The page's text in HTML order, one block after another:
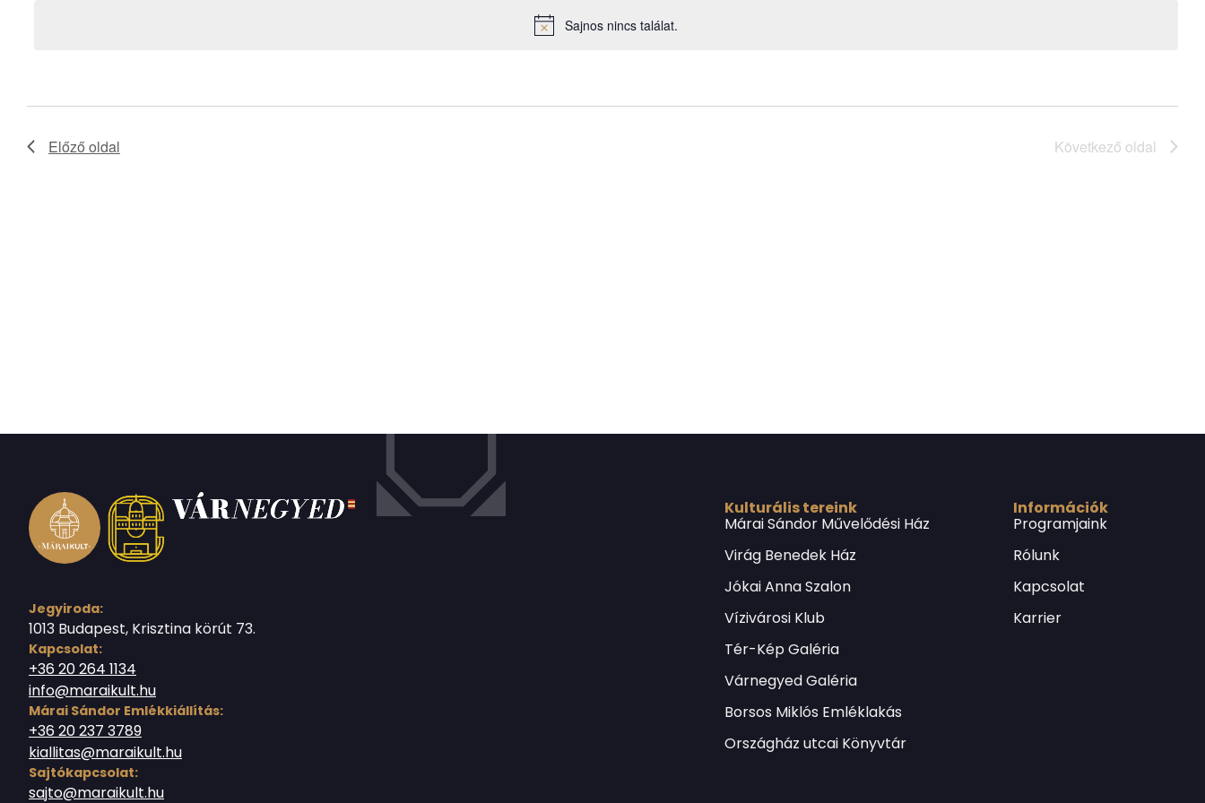
Notice
Sajnos nincs találat.
Előző oldal Következő oldal
Jegyiroda:
1013 Budapest, Krisztina körút 73.
Kapcsolat:
+36 20 264 1134
info@maraikult.hu
Márai Sándor Emlékkiállítás:
+36 20 237 3789
kiallitas@maraikult.hu
Sajtókapcsolat:
sajto@maraikult.hu
Kulturális tereink
Márai Sándor Művelődési Ház
Virág Benedek Ház
Jókai Anna Szalon
Vízivárosi Klub
Tér-Kép Galéria
Várnegyed Galéria
Borsos Miklós Emléklakás
Országház utcai Könyvtár
Információk
Programjaink
Rólunk
Kapcsolat
Karrier